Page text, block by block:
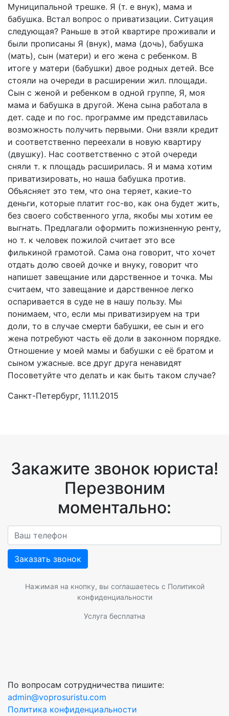
Муниципальной трешке. Я (т. е внук), мама и
бабушка. Встал вопрос о приватизации. Ситуация
следующая? Раньше в этой квартире проживали и
были прописаны Я (внук), мама (дочь), бабушка
(мать), сын (матери) и его жена с ребенком. В
итоге у матери (бабушки) двое родных детей. Все
стояли на очереди в расширении жил. площади.
Сын с женой и ребенком в одной группе, Я, моя
мама и бабушка в другой. Жена сына работала в
дет. саде и по гос. программе им представилась
возможность получить первыми. Они взяли кредит
и соответственно переехали в новую квартиру
(двушку). Нас соответственно с этой очереди
сняли т. к площадь расширилась. Я и мама хотим
приватизировать, но наша бабушка против.
Объясняет это тем, что она теряет, какие-то
деньги, которые платит гос-во, как она будет жить,
без своего собственного угла, якобы мы хотим ее
выгнать. Предлагали оформить пожизненную ренту,
но т. к человек пожилой считает это все
филькиной грамотой. Сама она говорит, что хочет
отдать долю своей дочке и внуку, говорит что
напишет завещание или дарственное и точка. Мы
считаем, что завещание и дарственное легко
оспаривается в суде не в нашу пользу. Мы
понимаем, что, если мы приватизируем на три
доли, то в случае смерти бабушки, ее сын и его
жена потребуют часть её доли в законном порядке.
Отношение у моей мамы и бабушки с её братом и
сыном ужасные. все друг друга ненавидят
Посоветуйте что делать и как быть таком случае?
Санкт-Петербург, 11.11.2015
Закажите звонок юриста!
Перезвоним
моментально:
Заказать звонок
Нажимая на кнопку, вы соглашаетесь с Политикой
конфиденциальности
Услуга бесплатна
По вопросам сотрудничества пишите:
admin@voprosuristu.com
Политика конфиденциальности